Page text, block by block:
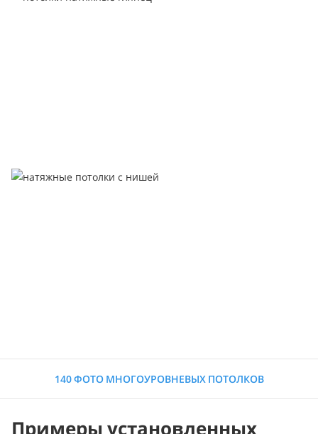
140 ФОТО МНОГОУРОВНЕВЫХ ПОТОЛКОВ
Примеры установленных